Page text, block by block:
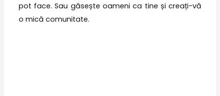
pot face. Sau găsește oameni ca tine și creați-vă
o mică comunitate.